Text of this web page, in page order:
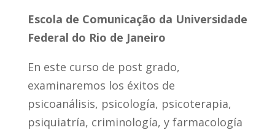
Escola de Comunicação da Universidade
Federal do Rio de Janeiro
En este curso de post grado,
examinaremos los éxitos de
psicoanálisis, psicología, psicoterapia,
psiquiatría, criminología, y farmacología